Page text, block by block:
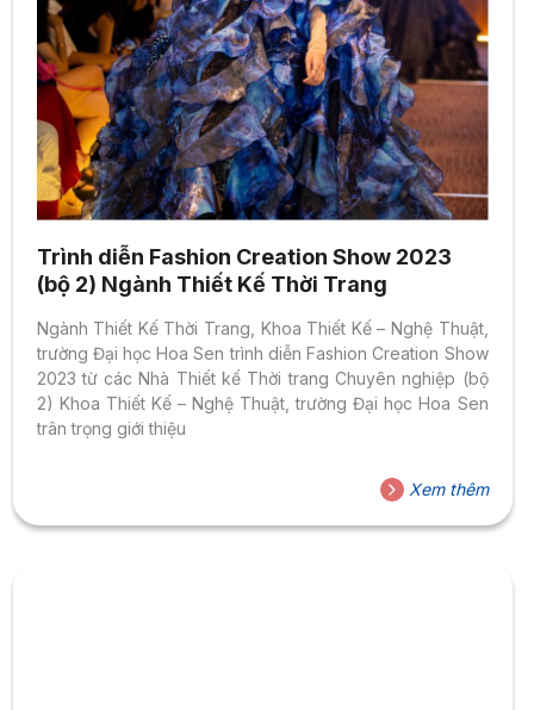
Trình diễn Fashion Creation Show 2023
(bộ 2) Ngành Thiết Kế Thời Trang
Ngành Thiết Kế Thời Trang, Khoa Thiết Kế – Nghệ Thuật,
trường Đại học Hoa Sen trình diễn Fashion Creation Show
2023 từ các Nhà Thiết kế Thời trang Chuyên nghiệp (bộ
2) Khoa Thiết Kế – Nghệ Thuật, trường Đại học Hoa Sen
trân trọng giới thiệu
Xem thêm